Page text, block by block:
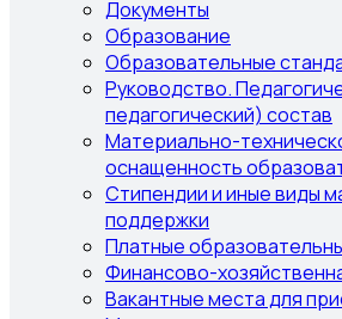
Документы
Образование
Образовательные
Руководство.
педагогический) состав
Материально-
оснащенность
Стипендии и иные виды
поддержки
Платные
Финансово-
Вакантные места для